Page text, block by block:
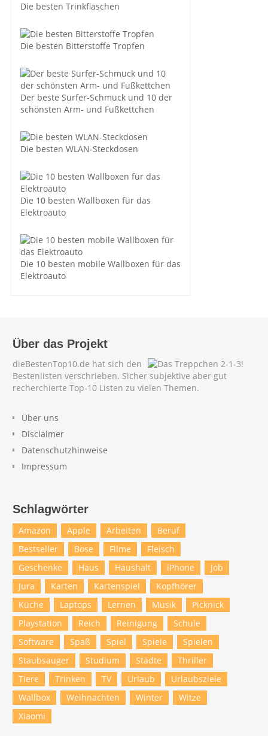
Die besten Trinkflaschen
Die besten Bitterstoffe Tropfen
Der beste Surfer-Schmuck und 10 der
schönsten Arm- und Fußkettchen
Die besten WLAN-Steckdosen
Die 10 besten Wallboxen für das
Elektroauto
Die 10 besten mobile Wallboxen für das
Elektroauto
Über das Projekt
dieBestenTop10.de hat sich den
Bestenlisten verschrieben. Sicher subjektive aber gut
recherchierte Top-10 Listen zu vielen Themen.
Über uns
Disclaimer
Datenschutzhinweise
Impressum
Schlagwörter
Amazon Apple Arbeiten
Beruf
Bestseller
Bose Filme
Fleisch
Geschenke
Haus Haushalt iPhone
Job
Jura
Karten Kartenspiel
Kopfhörer
Küche
Laptops Lernen Musik
Picknick
Playstation
Reich Reinigung
Schule
Software
Spaß Spiel Spiele
Spielen
Staubsauger
Studium Städte
Thriller
Tiere
Trinken TV Urlaub
Urlaubsziele
Wallbox
Weihnachten Winter
Witze
Xiaomi